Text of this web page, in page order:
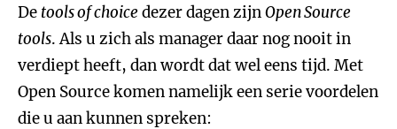
De tools of choice dezer dagen zijnOpen Source
tools. Als u zich als manager daar nog nooit in
verdiept heeft, dan wordt dat wel eens tijd. Met
Open Source komen namelijk een serie voordelen
die u aan kunnen spreken: